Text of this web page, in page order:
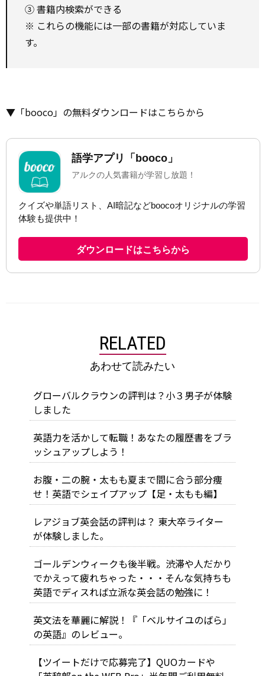
③ 書籍内検索ができる
※ これらの機能には一部の書籍が対応していま
す。
▼「booco」の無料ダウンロードはこちらから
RELATED
あわせて読みたい
グローバルクラウンの評判は？小３男子が体験
しました
英語力を活かして転職！あなたの履歴書をブラ
ッシュアップしよう！
お腹・二の腕・太もも夏まで間に合う部分痩
せ！英語でシェイプアップ【足・太もも編】
レアジョブ英会話の評判は？ 東大卒ライター
が体験しました。
ゴールデンウィークも後半戦。渋滞や人だかり
でかえって疲れちゃった・・・そんな気持ちも
英語でディスれば立派な英会話の勉強に！
英文法を華麗に解説！『「ベルサイユのばら」
の英語』のレビュー。
【ツイートだけで応募完了】QUOカードや